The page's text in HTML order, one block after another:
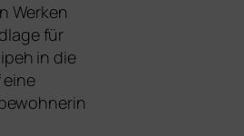
Werken
für
in die